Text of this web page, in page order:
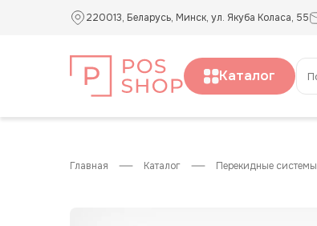
220013, Беларусь, Минск, ул. Якуба Коласа, 55
Каталог
главная каталог перекидные системы